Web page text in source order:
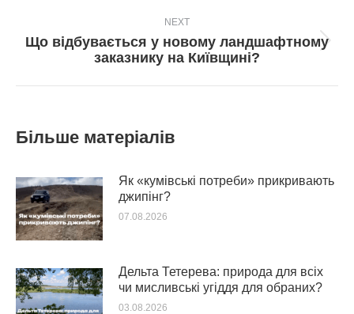
NEXT
Next
post:
Що відбувається у новому ландшафтному
заказнику на Київщині?
Більше матеріалів
Як «кумівські потреби» прикривають
джипінг?
07.08.2026
Дельта Тетерева: природа для всіх
чи мисливські угіддя для обраних?
03.08.2026